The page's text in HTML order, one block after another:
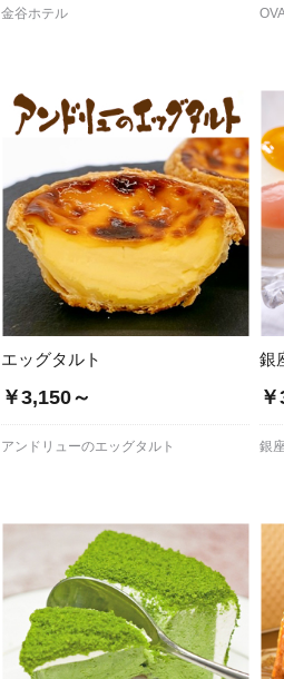
金谷ホテル
エッグタルト
￥3,150～
アンドリューのエッグタルト
銀
銀